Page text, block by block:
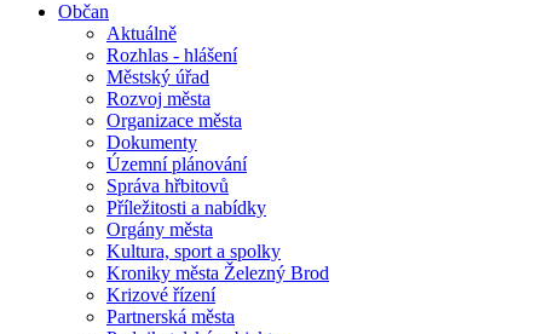
Občan
Aktuálně
Rozhlas - hlášení
Městský úřad
Rozvoj města
Organizace města
Dokumenty
Územní plánování
Správa hřbitovů
Příležitosti a nabídky
Orgány města
Kultura, sport a spolky
Kroniky města Železný Brod
Krizové řízení
Partnerská města